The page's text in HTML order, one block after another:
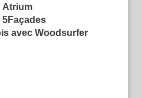
Atrium
5Façades
avec Woodsurfer